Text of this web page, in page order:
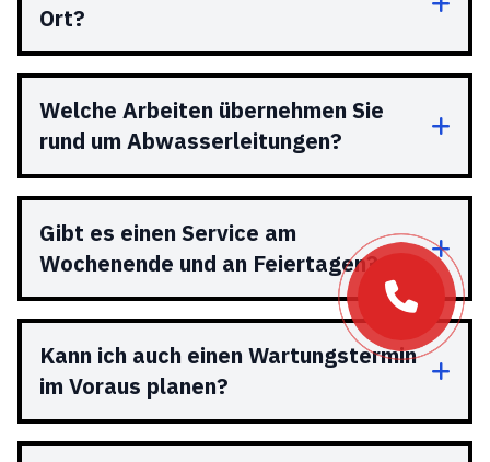
Ort?
Welche Arbeiten übernehmen Sie
rund um Abwasserleitungen?
Gibt es einen Service am
Wochenende und an Feiertagen?
Kann ich auch einen Wartungstermin
im Voraus planen?